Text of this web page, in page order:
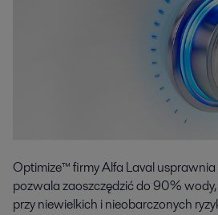
Optimize™ firmy Alfa Laval
pozwala zaoszczędzić do 90%
przy niewielkich i nieobarczonych